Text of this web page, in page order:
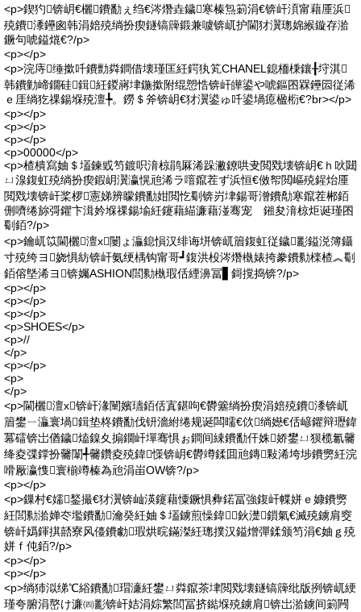
<p>鍥犳锛岄€欐鐨勫ぇ绉€涔熸垚鐬寒榛炰箣涓€锛屽湏甯藉厜浜
殑鐨潻鑸囪韩涓婄殑绱扮瘈鐩镐簰鍛兼噳锛屼护閫犲瀷璁婂緱鏇存湁
鐝句唬鎰熴€?/p>
<p></p>
<p>浣庤缍撳吀鐨勯粦鐧借壊瑾匡紝鍔犱笂CHANEL鎴栭棅鑲╂垨淇
韩鐨勭崹鐗硅鍓紝鍐嶈垏鍦撳附绲愬悎锛屽皣鍙や唬鏂囨槑鑸囩従浠
ｅ厓绱犵祼鍚堢殑澶╄。鐒＄斧锛岄€犲瀷鍙ゅ吀鍙堝瘜楹椼€?br></p>
<p></p>
<p></p>
<p></p>
<p>00000</p>
<p>楂樻寫妯＄壒鍊戜笉鍍呮湇椋鹃厤浠跺潎鐐哄叏閲戣壊锛岄€ｈ吙閮
ㄩ湶鍑虹殑绱扮瘈鍜岄瀷瀛愰兘浠ラ噾鑹茬ず浜恒€傚帤閲嶇殑鍟炲厜
閲戣壊锛屽桨椤憲娣辨矇鐨勫姏閲忔劅锛岃垏鍚哥潧鐨勪寒鑹茬郴銆
侀嚌绻旀彁鑺卞湒妗堢祼鍚堬紝鑳藉緢濂藉湴骞宠 鎺夋湇椋炬诞瑾囨
劅銆?/p>
<p>鑰屼笖閫欐澶х闄ょ灜鎴愪汉绯诲垪锛屼篃鍑虹従鐬彲鎰涚簿鑷
寸殑绔ヨ娆惧紡锛屽氨绠楀钩甯哥┛鍑洪杸涔熸槸婊挎豢鐨勬檪楂︽劅
銆傛墍浠ヨ锛孎ASHION閭勬槸瑕佸緸濞冨▋鎶撹捣锛?/p>
<p></p>
<p></p>
<p></p>
<p>SHOES</p>
<p>//
</p>
<p></p>
<p>
</p>
<p>閫欐澶х锛屽湪闉嬪瓙銆佸寘鍖呴€欎簺绱扮瘈涓婄殑鐨潻锛屼
篃鐢ㄧ灜寰堝鍓垫柊鐨勫伐钘濇紨绻规诞闆曘€佽绱嬨€佸嵃鑺辩瓑鍏
冪礌锛岀偤鐬熆鎳夊搧鐗屽墠骞惧ぉ鐧间綀鐨勫仠姝娇鐢ㄩ狈榄氱毊
绛夌弽鐣扮毊闈╃毊鑽夌殑鍏憡锛岄€欎竴鍒囬兘鏄敤浠垮埗鐨勶紝浣
嗗厰瀛愯寰椾竴榛為兘涓峀OW锛?/p>
<p></p>
<p>鏁村€嬬鍫撮€犲瀷锛屾渶鑳藉憟鐝惧彜鍩冨強鍑屽幉姘ｅ嫝鐨勶
紝閭勬湁婵冭壏鐨勫瀹癸紝妯＄壒鐪煎懆鍏╂鈥濋鎻氣€滅殑鐪肩窔
锛屽嬀鍕掑嚭寮风儓鐨勮瑕烘晥鏋滐紝璁撲汉鎰熷彈鍒颁笉涓€妯ｇ殑
姘ｆ伅銆?/p>
<p></p>
<p></p>
<p>绱犻泤绨℃綌鐨勫瑁濓紝鐢ㄩ粦鑹茶垏閲戣壊鐩镐簰纰版挒锛屼綆
瑾夸腑涓嶅け濂㈣彲锛屽姞涓婃繁閭冨挤鐑堢殑鐪肩锛岀湁鐪间箣闁